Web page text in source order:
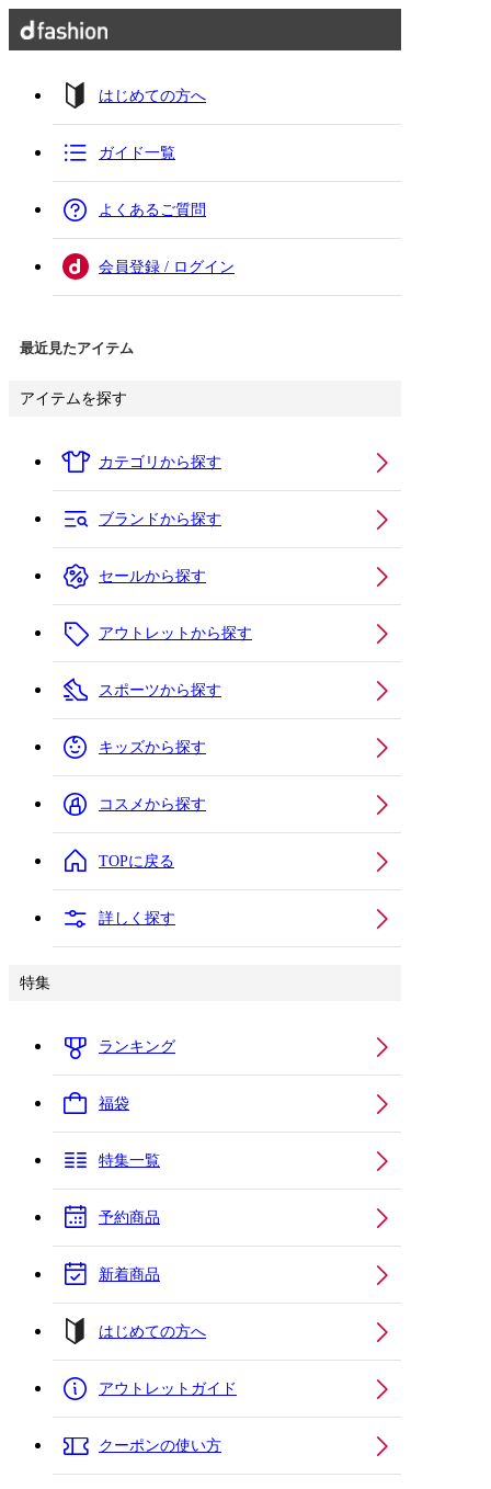
はじめての方へ
ガイド一覧
よくあるご質問
会員登録 / ログイン
最近見たアイテム
アイテムを探す
カテゴリから探す
ブランドから探す
セールから探す
アウトレットから探す
スポーツから探す
キッズから探す
コスメから探す
TOPに戻る
詳しく探す
特集
ランキング
福袋
特集一覧
予約商品
新着商品
はじめての方へ
アウトレットガイド
クーポンの使い方